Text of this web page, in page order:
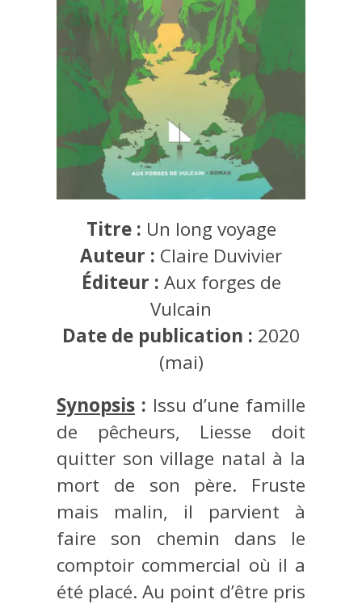
Titre : Un long voyage
Auteur : Claire Duvivier
Éditeur : Aux forges de
Vulcain
Date de publication : 2020
(mai)
Synopsis : Issu d’une famille
de pêcheurs, Liesse doit
quitter son village natal à la
mort de son père. Fruste
mais malin, il parvient à
faire son chemin dans le
comptoir commercial où il a
été placé. Au point d’être pris